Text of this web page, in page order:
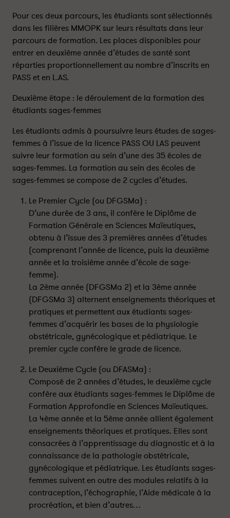
Pour ces deux parcours, les étudiants sont sélectionnés
dans les filières MMOPK sur leurs résultats dans leur
parcours de formation. Les places disponibles pour
entrer en deuxième année d’études de santé sont
réparties proportionnellement au nombre d’inscrits en
PASS et en L.AS.
Deuxième étape : le déroulement de la formation des
étudiants sages-femmes
Les étudiants admis à poursuivre leurs études de sages-
femmes à l’issue de la licence PASS OU LAS peuvent
suivre leur formation au sein d’une des 35 écoles de
sages-femmes. La formation au sein des écoles de
sages-femmes se compose de 2 cycles d’études.
Le Premier Cycle (ou DFGSMa) :
D’une durée de 3 ans, il confère le Diplôme de
Formation Générale en Sciences Maïeutiques,
obtenu à l’issue des 3 premières années d’études
(comprenant l’année de licence, puis la deuxième
année et la troisième année d’école de sage-
femme).
La 2ème année (DFGSMa 2) et la 3ème année
(DFGSMa 3) alternent enseignements théoriques et
pratiques et permettent aux étudiants sages-
femmes d’acquérir les bases de la physiologie
obstétricale, gynécologique et pédiatrique. Le
premier cycle confère le grade de licence.
Le Deuxième Cycle (ou DFASMa) :
Composé de 2 années d’études, le deuxième cycle
confère aux étudiants sages-femmes le Diplôme de
Formation Approfondie en Sciences Maïeutiques.
La 4ème année et la 5ème année allient également
enseignements théoriques et pratiques. Elles sont
consacrées à l’apprentissage du diagnostic et à la
connaissance de la pathologie obstétricale,
gynécologique et pédiatrique. Les étudiants sages-
femmes suivent en outre des modules relatifs à la
contraception, l’échographie, l’Aide médicale à la
procréation, et bien d’autres…